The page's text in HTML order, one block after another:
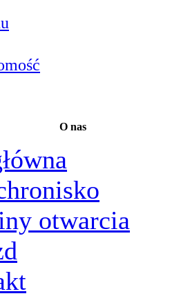
O nas
otwarcia